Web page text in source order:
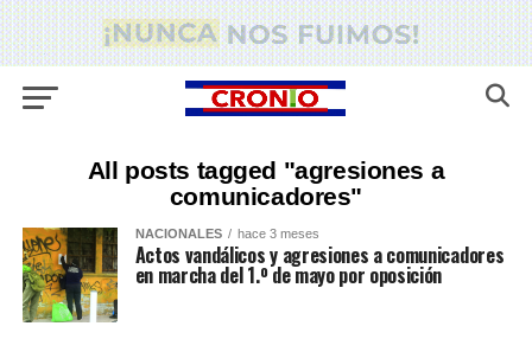
All posts tagged "agresiones a
comunicadores"
NACIONALES hace 3 meses
Actos vandálicos y agresiones a comunicadores
en marcha del 1.º de mayo por oposición